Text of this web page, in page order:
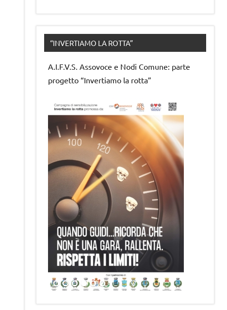
“INVERTIAMO LA ROTTA”
A.I.F.V.S. Assovoce e Nodi Comune: parte
progetto “Invertiamo la rotta”